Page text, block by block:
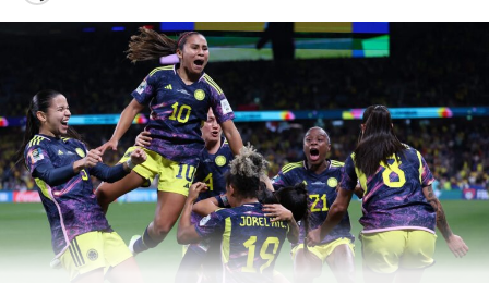
Con el pasar del tiempo, el torneo fue creciendo. Para el
año 2003, se disputó el cuarto mundial, lo albergó
Estados Unidos por segunda vez consecutiva e
intervinieron 16 equipos.Allí participaron 13 árbitras,
entre ellas se encontraban dos sudamericanas. La
brasileña Sueli Tortura que debutaba en un mundial,
pero era la segunda de su país, dirigió dos partidos de la
fase de grupos (Corea del Norte 0-3 Estados Unidos y
Alemania 3-0 Japón). Y Florencia Romano,
representando por primera vez a Argentina, también